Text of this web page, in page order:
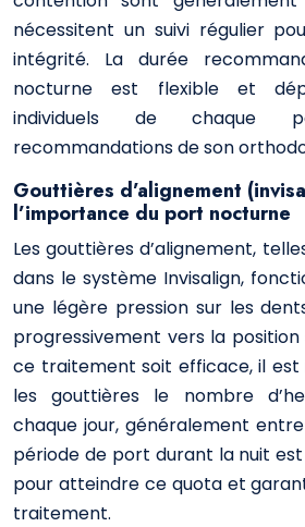
nécessitent un suivi régulier
intégrité. La durée
nocturne est flexible et
individuels de chaque
recommandations de son
Gouttières d’alignement
l’importance du port nocturne
Les gouttières d’alignement,
dans le système Invisalign,
une légère pression sur les
progressivement vers la position
ce traitement soit efficace, il
les gouttières le nombre
chaque jour, généralement
période de port durant la nuit
pour atteindre ce quota et
traitement.